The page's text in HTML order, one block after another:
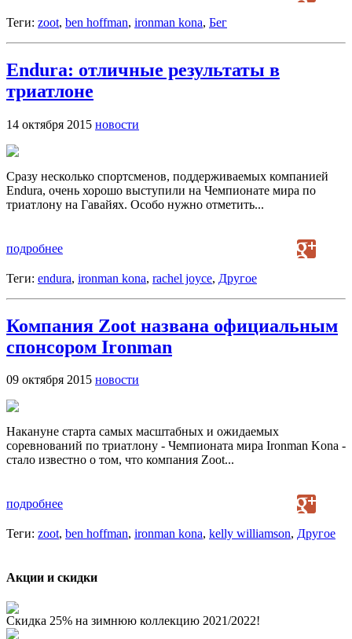
Теги: zoot, ben hoffman, ironman kona, Бег
Endura: отличные результаты в
триатлоне
14 октября 2015 новости
Сразу несколько спортсменов, поддерживаемых компанией
Endura, очень хорошо выступили на Чемпионате мира по
триатлону на Гавайях. Особо нужно отметить...
подробнее
Теги: endura, ironman kona, rachel joyce, Другое
Компания Zoot названа официальным
спонсором Ironman
09 октября 2015 новости
Накануне старта самых масштабных и ожидаемых
соревнований по триатлону - Чемпионата мира Ironman Kona -
стало известно о том, что компания Zoot...
подробнее
Теги: zoot, ben hoffman, ironman kona, kelly williamson, Другое
Акции и скидки
Скидка 25% на зимнюю коллекцию 2021/2022!